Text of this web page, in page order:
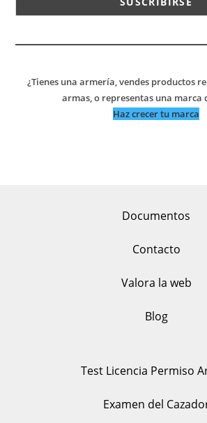
¿Tienes una armería, vendes productos
armas, o representas una marca
Haz crecer tu marca
Documentos
Contacto
Valora la web
Blog
Test Licencia Permiso
Examen del